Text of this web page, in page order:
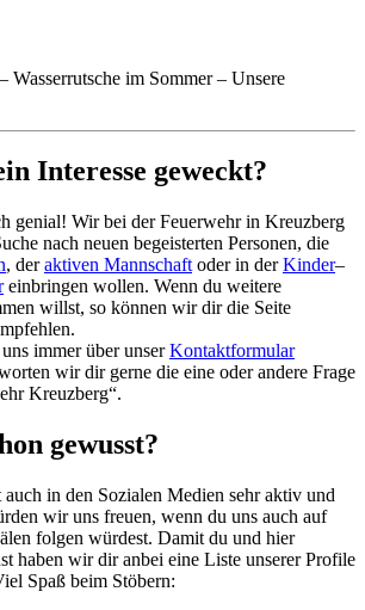
Wasserrutsche im Sommer – Unsere
Interesse geweckt?
genial! Wir bei der Feuerwehr in Kreuzberg
nach neuen begeisterten Personen, die
, deraktiven Mannschaft oder in derKinder–
einbringen wollen. Wenn du weitere
willst, so können wir dir die Seite
immer über unserKontaktformular
wir dir gerne die eine oder andere Frage
Kreuzberg“.
gewusst?
in den Sozialen Medien sehr aktiv und
wir uns freuen, wenn du uns auch auf
folgen würdest. Damit du und hier
haben wir dir anbei eine Liste unserer Profile
Spaß beim Stöbern: